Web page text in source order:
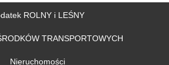
ROLNY i LEŚNY
TRANSPORTOWYCH
Nieruchomości